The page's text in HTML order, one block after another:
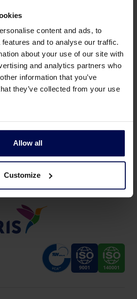
content and ads, to
and to analyse our traffic.
about your use of our site with
and analytics partners who
information that you’ve
they’ve collected from your use
Allow all
Customize
unos a otros: con
y un enfoque sincero en
Esto significa que en
puede contar con una
Con nuestro
en las personas, somos
va más allá de la
piensa en sus